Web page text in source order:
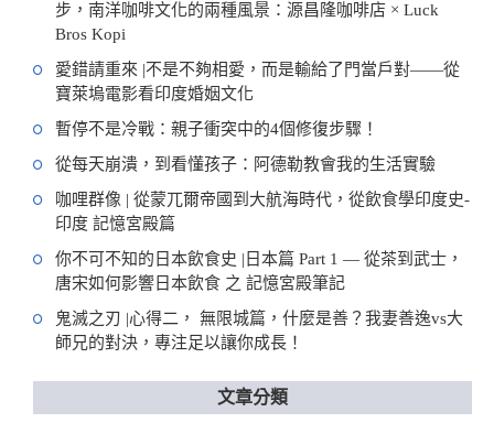
步，南洋咖啡文化的兩種風景：源昌隆咖啡店 × Luck
Bros Kopi
愛錯請重來 |不是不夠相愛，而是輸給了門當戶對——從
寶萊塢電影看印度婚姻文化
暫停不是冷戰：親子衝突中的4個修復步驟！
從每天崩潰，到看懂孩子：阿德勒教會我的生活實驗
咖哩群像 | 從蒙兀爾帝國到大航海時代，從飲食學印度史-
印度 記憶宮殿篇
你不可不知的日本飲食史 |日本篇 Part 1 — 從茶到武士，
唐宋如何影響日本飲食 之 記憶宮殿筆記
鬼滅之刃 |心得二， 無限城篇，什麼是善？我妻善逸vs大
師兄的對決，專注足以讓你成長！
文章分類